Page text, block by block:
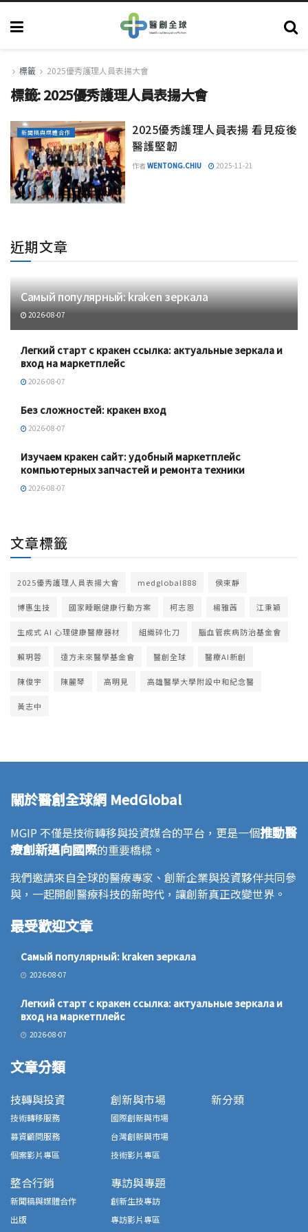
標籤 2025優秀護理人員表揚大會
標籤:2025優秀護理人員表揚大會
新聞稿與媒體合作
2025優秀護理人員表揚 看見疫後
醫護堅韌
作者WENTONG.CHIU 2025-11-21
近期文章
Самый популярный: kraken зеркала
2026-08-07
Легкий старт с кракен ссылка: актуальные зеркала и
вход на маркетплейс
2026-08-07
Без сложностей: кракен вход
2026-08-07
Изучаем кракен сайт: удобный маркетплейс
компьютерных запчастей и ремонта техники
2026-08-07
文章標籤
2025優秀護理人員表揚大會 medglobal888 侯束靜
博惠生技 國家睡眠健康行動方案 柯志恩 楊雅茜 江秉穎
生成式 AI 心理健康醫療器材 組織碎化刀 腦血管疾病防治基金會
賴玥蓉 遠方未來醫學基金會 醫創全球 醫療AI新創
陳俊宇 陳麗琴 高明見 高雄醫學大學附設中和紀念醫
黃志中
關於醫創全球網 MedGlobal
MGIP 不僅是技術轉移與投資媒合的平台，更是一個推動醫
療創新邁向國際的重要橋樑。
我們邀請來自全球的醫療專家、創新企業與投資夥伴共同參
與，一起開創醫療科技的新時代，讓創新真正改變世界。
最受歡迎文章
Самый популярный: kraken зеркала
2026-08-07
Легкий старт с кракен ссылка: актуальные зеркала и
вход на маркетплейс
2026-08-07
文章分類
技轉與投資
技術轉移服務
募資顧問服務
個案影片專區
整合行銷
新聞稿與媒體合作
出版
創新與市場
國際創新與市場
台灣創新與市場
技術影片專區
專訪與專題
創新生技專訪
專訪影片專區
新分類